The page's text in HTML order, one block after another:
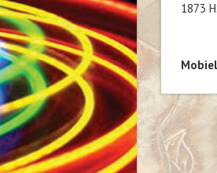
1873
Mobiel